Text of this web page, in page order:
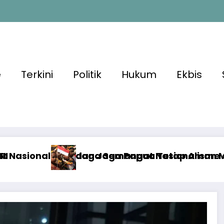
Terkini Politik Hukum Ekbis
Aman Menjelang HUT Ke-81 RI
dan Kondusivitas Keamanan
Situasi Nasional